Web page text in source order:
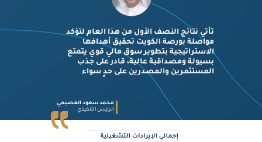
تأتي نتائج النصف الأول من هذا العام لتؤكد
مواصلة بورصة الكويت تحقيق أهدافها
الاستراتيجية بتطوير سوق مالي قوي يتمتع
بسيولة ومصداقية عالية، قادر على جذب
المستثمرين والمصدرين على حدٍ سواء
محمد سعود العصيمي
الرئيس التنفيذي